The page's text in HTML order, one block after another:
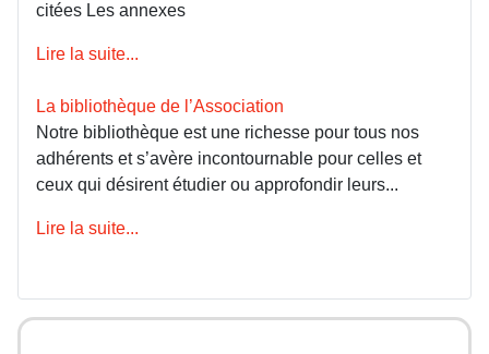
citées Les annexes
Lire la suite...
La bibliothèque de l’Association
Notre bibliothèque est une richesse pour tous nos
adhérents et s’avère incontournable pour celles et
ceux qui désirent étudier ou approfondir leurs...
Lire la suite...